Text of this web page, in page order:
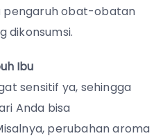
pengaruh obat-obatan
dikonsumsi.
Ibu
sensitif ya, sehingga
Anda bisa
perubahan aroma